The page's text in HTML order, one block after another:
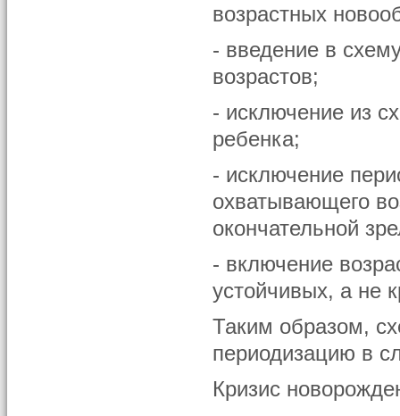
возрастных
- введение в
возрастов;
- исключение из
ребенка;
- исключение
охватывающего
окончательной
- включение
устойчивых, а не
Таким образом,
периодизацию в
Кризис